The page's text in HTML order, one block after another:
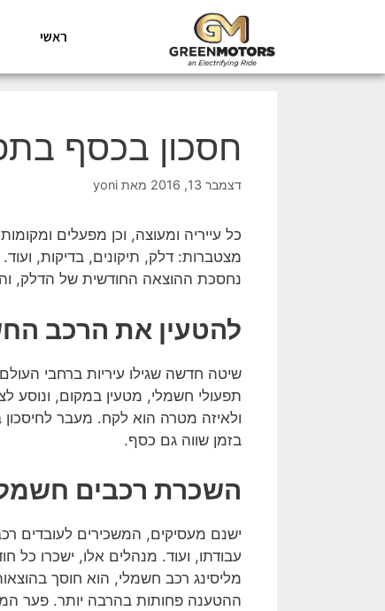
ראשי
חסכון בכסף
דצמבר 13, 2016 מאת yoni
כל עייריה ומעוצה, וכן מפעלים
מצטברות: דלק, תיקונים, בדיקות,
נחסכת ההוצאה החודשית של הדלק,
להטעין את הרכב
שיטה חדשה שגילו עיריות ברחבי
תפעולי חשמלי, מטעין במקום, ונוסע
ולאיזה מטרה הוא לקח. מעבר לחיסכון
בזמן שווה גם כסף.
השכרת רכבים
ישנם מעסיקים, המשכירים לעובדים
עבודתו, ועוד. מנהלים אלו, ישכרו
מליסינג רכב חשמלי, הוא חוסך
ההטענה פחותות בהרבה יותר. פער